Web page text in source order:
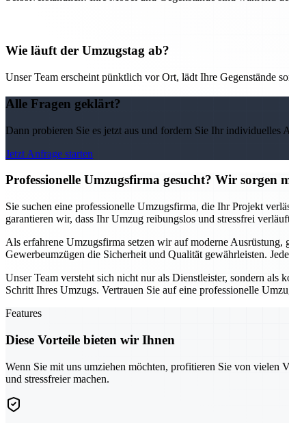
Wie läuft der Umzugstag ab?
Unser Team erscheint pünktlich vor Ort, lädt Ihre Gegenstände
Alle Fragen geklärt?
Dann probieren Sie es jetzt aus und fordern Sie Ihr individuelles
Jetzt Anfrage starten
Professionelle Umzugsfirma gesucht? Wir
Sie suchen eine professionelle Umzugsfirma, die Ihr Projekt
garantieren wir, dass Ihr Umzug reibungslos und stressfrei
Als erfahrene Umzugsfirma setzen wir auf moderne
Gewerbeumzügen die Sicherheit und Qualität gewährleisten.
Unser Team versteht sich nicht nur als Dienstleister, sondern
Schritt Ihres Umzugs. Vertrauen Sie auf eine professionelle
Features
Diese Vorteile bieten wir Ihnen
Wenn Sie mit uns umziehen möchten, profitieren Sie von vielen
und stressfreier machen.